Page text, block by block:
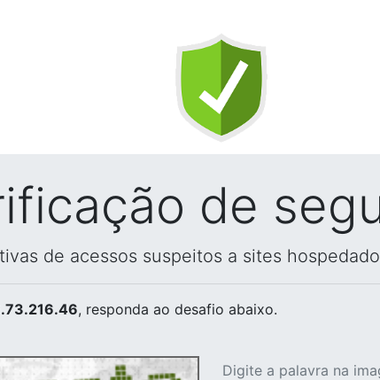
de
de acessos suspeitos a sites
, responda ao desafio abaixo.
Digite a palavra na